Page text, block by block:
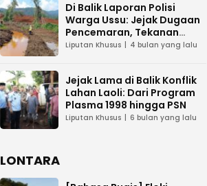
Di Balik Laporan Polisi
Warga Ussu: Jejak Dugaan
Pencemaran, Tekanan
Hukum, dan Desakan
Liputan Khusus 4 bulan yang lalu
Jejak Lama di Balik Konflik
Lahan Laoli: Dari Program
Plasma 1998 hingga PSN
Liputan Khusus 6 bulan yang lalu
LONTARA